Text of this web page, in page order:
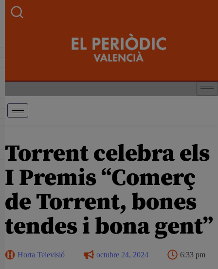
Torrent celebra els
I Premis “Comerç
de Torrent, bones
tendes i bona gent”
Horta Televisió octubre 24, 2024 6:33 pm